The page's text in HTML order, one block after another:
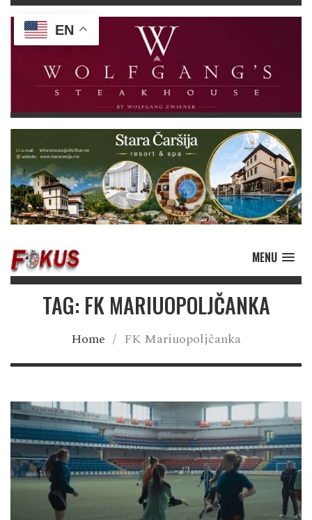
MENU
TAG: FK MARIUOPOLJČANKA
Home / FK Mariuopoljčanka
EN